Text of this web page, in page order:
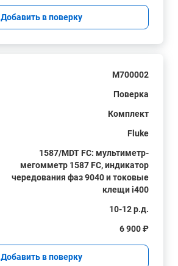
Добавить в поверку
M700002
Поверка
Комплект
Fluke
1587/MDT FC: мультиметр-
мегомметр 1587 FC, индикатор
чередования фаз 9040 и токовые
клещи i400
10-12 р.д.
6 900 ₽
Добавить в поверку